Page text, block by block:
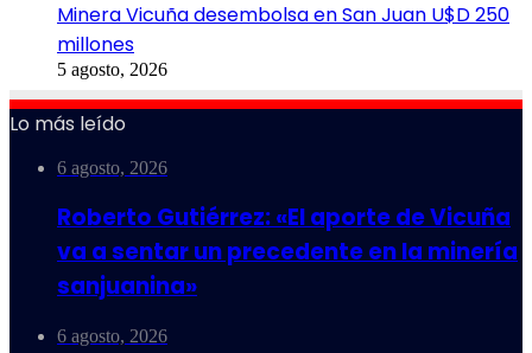
Minera Vicuña desembolsa en San Juan U$D 250
millones
5 agosto, 2026
Lo más leído
6 agosto, 2026
Roberto Gutiérrez: «El aporte de Vicuña
va a sentar un precedente en la minería
sanjuanina»
6 agosto, 2026